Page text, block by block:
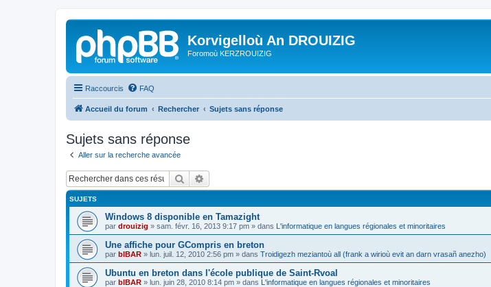
Korvigelloù An DROUIZIG
Foromoù KERZROUIZIG
Raccourcis FAQ
Accueil du forum Rechercher Sujets sans réponse
Sujets sans réponse
Aller sur la recherche avancée
Rechercher
SUJETS
Windows 8 disponible en Tamazight
par drouizig » sam. févr. 16, 2013 9:17 pm » dans L'informatique en langues régionales et minoritaires
Une affiche pour GCompris en breton
par bIBAR » lun. juil. 12, 2010 2:56 pm » dans Troidigezh meziantoù all (frank a wirioù evit an darn vrasañ anezho)
Ubuntu en breton dans l'école publique de Saint-Rvoal
par bIBAR » lun. juin 28, 2010 8:14 pm » dans L'informatique en langues régionales et minoritaires